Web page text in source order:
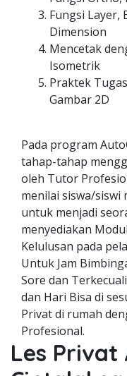
Fungsi Layer,
Dimension
Mencetak
Isometrik
Praktek
Gambar 2D
Pada program
tahap-tahap
oleh Tutor
menilai siswa/
untuk menjadi
menyediakan
Kelulusan pada
Untuk Jam
Sore dan
dan Hari Bisa di
Privat di rumah
Profesional.
Les Privat